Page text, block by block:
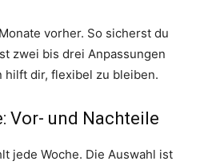
vorher. So sicherst du
zwei bis drei Anpassungen
hilft dir, flexibel zu bleiben.
Vor- und Nachteile
jede Woche. Die Auswahl ist